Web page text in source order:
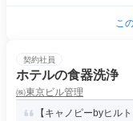
こ
契約社員
ホテルの食器洗浄
㈱東京ビル管理
【キャノピーbyヒル